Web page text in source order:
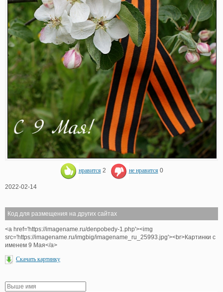
нравится 2 не нравится 0
2022-02-14
Код для размещения на других сайтах
<a href='https://imagename.ru/denpobedy-1.php'><img
src='https://imagename.ru/imgbig/imagename_ru_25993.jpg'><br>Картинки с
именем 9 Мая</a>
Скачать картинку